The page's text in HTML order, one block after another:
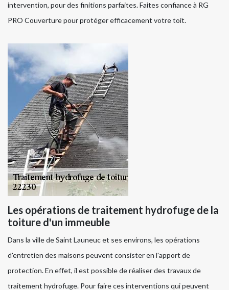
intervention, pour des finitions parfaites. Faites confiance à RG
PRO Couverture pour protéger efficacement votre toit.
Les opérations de traitement hydrofuge de la
toiture d'un immeuble
Dans la ville de Saint Launeuc et ses environs, les opérations
d'entretien des maisons peuvent consister en l'apport de
protection. En effet, il est possible de réaliser des travaux de
traitement hydrofuge. Pour faire ces interventions qui peuvent